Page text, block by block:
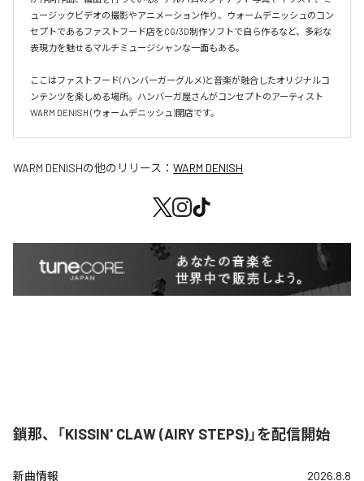
ュージックビデオの撮影やアニメーション作り、ウォームデニッシュのコン
セプトであるファストフード店をCG/3D制作ソフトで自ら作るなど、多彩な
表現力を魅せるマルチミュージシャンな一面もある。
ここはファストフード(ハンバーガーグルメ)と音楽が融合したオリジナルコ
ンテンツを楽しめる場所。ハンバーガ屋さんがコンセプトのアーティスト
WARM DENISH (ウォームデニッシュ)開店です。
WARM DENISHの他のリリース： WARM DENISH
鎖那、「KISSIN' CLAW (AIRY STEPS)」を配信開始
新曲情報 2026.8.8